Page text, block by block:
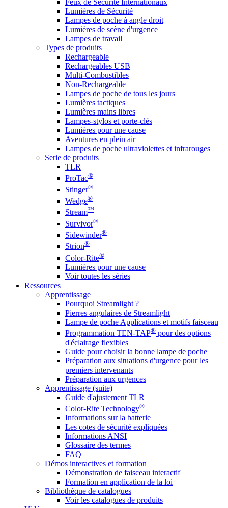
Feux de Sécurité Internationaux
Lumières de Sécurité
Lampes de poche à angle droit
Lumières de scène d'urgence
Lampes de travail
Types de produits
Rechargeable
Rechargeables USB
Multi-Combustibles
Non-Rechargeable
Lampes de poche de tous les jours
Lumières tactiques
Lumières mains libres
Lampes-stylos et porte-clés
Lumières pour une cause
Aventures en plein air
Lampes de poche ultraviolettes et infrarouges
Serie de produits
TLR
ProTac®
Stinger®
Wedge®
Stream™
Survivor®
Sidewinder®
Strion®
Color-Rite®
Lumières pour une cause
Voir toutes les séries
Ressources
Apprentissage
Pourquoi Streamlight ?
Pierres angulaires de Streamlight
Lampe de poche Applications et motifs faisceau
Programmation TEN-TAP® pour des options
d'éclairage flexibles
Guide pour choisir la bonne lampe de poche
Préparation aux situations d'urgence pour les
premiers intervenants
Préparation aux urgences
Apprentissage (suite)
Guide d'ajustement TLR
Color-Rite Technology®
Informations sur la batterie
Les cotes de sécurité expliquées
Informations ANSI
Glossaire des termes
FAQ
Démos interactives et formation
Démonstration de faisceau interactif
Formation en application de la loi
Bibliothèque de catalogues
Voir les catalogues de produits